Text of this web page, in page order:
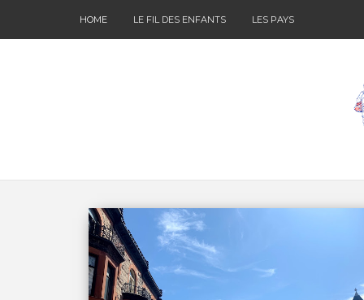
HOME LE FIL DES ENFANTS LES PAYS